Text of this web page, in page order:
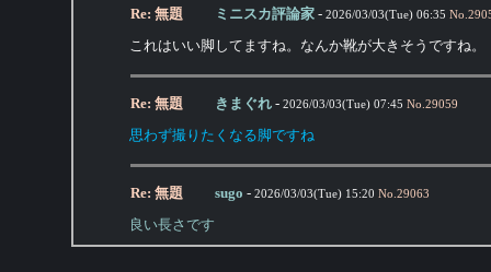
Re: 無題 ミニスカ評論家 - 2026/03/03(Tue) 06:35 No.
これはいい脚してますね。なんか靴が大きそうですね。
Re: 無題 きまぐれ - 2026/03/03(Tue) 07:45 No. 29059
思わず撮りたくなる脚ですね
Re: 無題 sugo - 2026/03/03(Tue) 15:20 No. 29063
良い長さです